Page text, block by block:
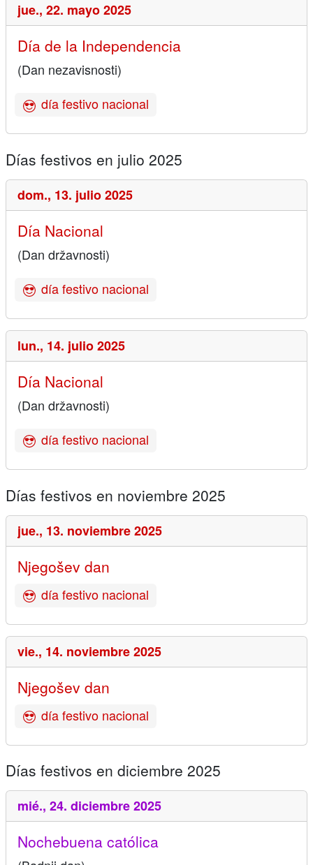
jue., 22. mayo 2025
Día de la Independencia
(Dan nezavisnosti)
día festivo nacional
Días festivos en julio 2025
dom., 13. julio 2025
Día Nacional
(Dan državnosti)
día festivo nacional
lun., 14. julio 2025
Día Nacional
(Dan državnosti)
día festivo nacional
Días festivos en noviembre 2025
jue., 13. noviembre 2025
Njegošev dan
día festivo nacional
vie., 14. noviembre 2025
Njegošev dan
día festivo nacional
Días festivos en diciembre 2025
mié., 24. diciembre 2025
Nochebuena católica